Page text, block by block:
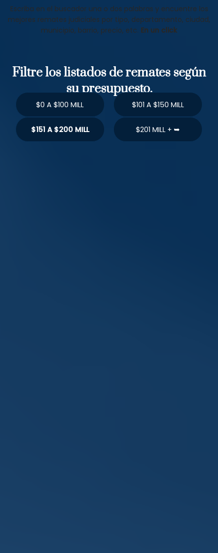
Escriba en el buscador una o dos palabras y encuentre los
mejores remates judiciales por tipo, departamento, ciudad,
municipio, barrio, precio, etc. En un click
Filtre los listados de remates según
su presupuesto.
$0 A $100 MILL $101 A $150 MILL
$151 A $200 MILL $201 MILL + ➥